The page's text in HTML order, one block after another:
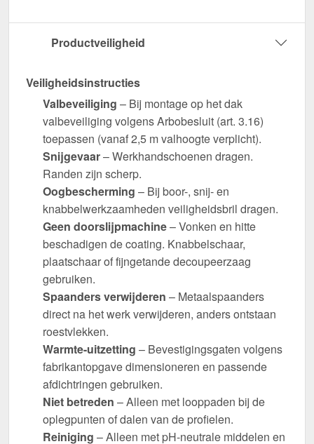
Productveiligheid
Veiligheidsinstructies
Valbeveiliging – Bij montage op het dak
valbeveiliging volgens Arbobesluit (art. 3.16)
toepassen (vanaf 2,5 m valhoogte verplicht).
Snijgevaar– Werkhandschoenen dragen.
Randen zijn scherp.
Oogbescherming – Bij boor-, snij- en
knabbelwerkzaamheden veiligheidsbril dragen.
Geen doorslijpmachine– Vonken en hitte
beschadigen de coating. Knabbelschaar,
plaatschaar of fijngetande decoupeerzaag
gebruiken.
Spaanders verwijderen – Metaalspaanders
direct na het werk verwijderen, anders ontstaan
roestvlekken.
Warmte-uitzetting – Bevestigingsgaten volgens
fabrikantopgave dimensioneren en passende
afdichtringen gebruiken.
Niet betreden – Alleen met looppaden bij de
oplegpunten of dalen van de profielen.
Reiniging – Alleen met pH-neutrale middelen en